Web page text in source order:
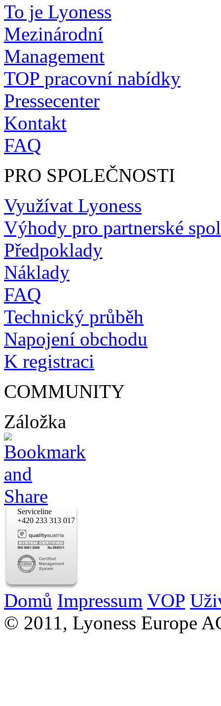
To je Lyoness
Mezinárodní
Management
TOP pracovní nabídky
Pressecenter
Kontakt
FAQ
PRO SPOLEČNOSTI
Využívat Lyoness
Výhody pro partnerské
Předpoklady
Náklady
FAQ
Technický průběh
Napojení obchodu
K registraci
COMMUNITY
Záložka
Serviceline
+420 233 313 017
Domů Impressum VOP
© 2011, Lyoness Europe